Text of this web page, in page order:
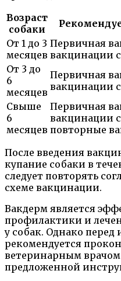
Возраст
собаки
От 1 до 3
месяцев
Первичная
вакцинации
От 3 до
6
месяцев
Первичная
вакцинации
Свыше
6
месяцев
Первичная
вакцинации
повторные
После введения
купание собаки в
следует повторять
схеме вакцинации.
Вакдерм является
профилактики и
у собак. Однако перед
рекомендуется
ветеринарным врачом
предложенной